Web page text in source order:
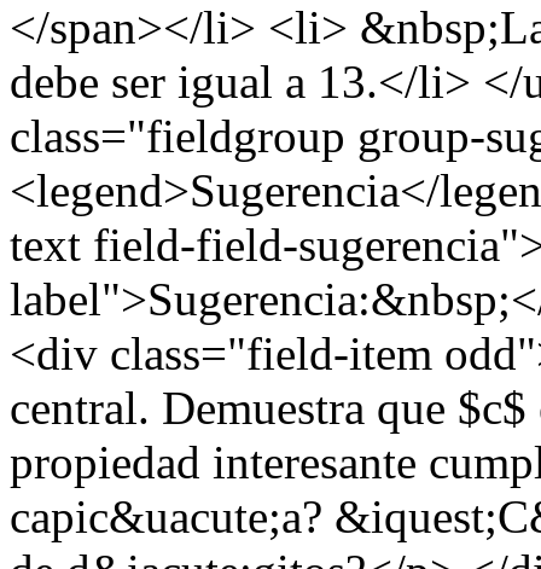
</span></li> <li>
debe ser igual a 13.</li>
class="fieldgroup group-
<legend>Sugerencia</
text field-field-
<div class="field-item
central. Demuestra que
propiedad interesante
capic&uacute;a?